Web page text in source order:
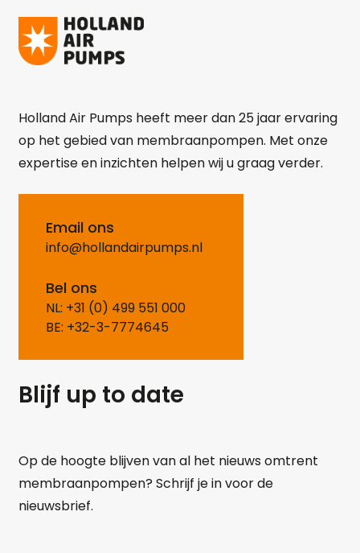
Holland Air Pumps heeft meer dan 25 jaar ervaring
op het gebied van membraanpompen. Met onze
expertise en inzichten helpen wij u graag verder.
Email ons
info@hollandairpumps.nl
Bel ons
NL: +31 (0) 499 551 000
BE: +32-3-7774645
Blijf up to date
Op de hoogte blijven van al het nieuws omtrent
membraanpompen? Schrijf je in voor de
nieuwsbrief.